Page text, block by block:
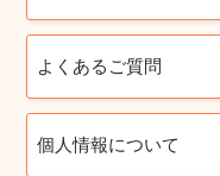
よくあるご質問
個人情報について